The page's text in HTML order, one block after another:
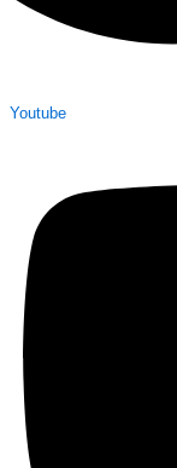
Youtube